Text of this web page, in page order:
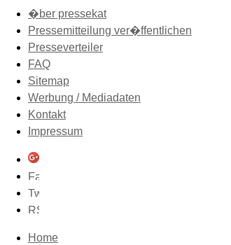
�ber pressekat
Pressemitteilung ver�ffentlichen
Presseverteiler
FAQ
Sitemap
Werbung / Mediadaten
Kontakt
Impressum
Home